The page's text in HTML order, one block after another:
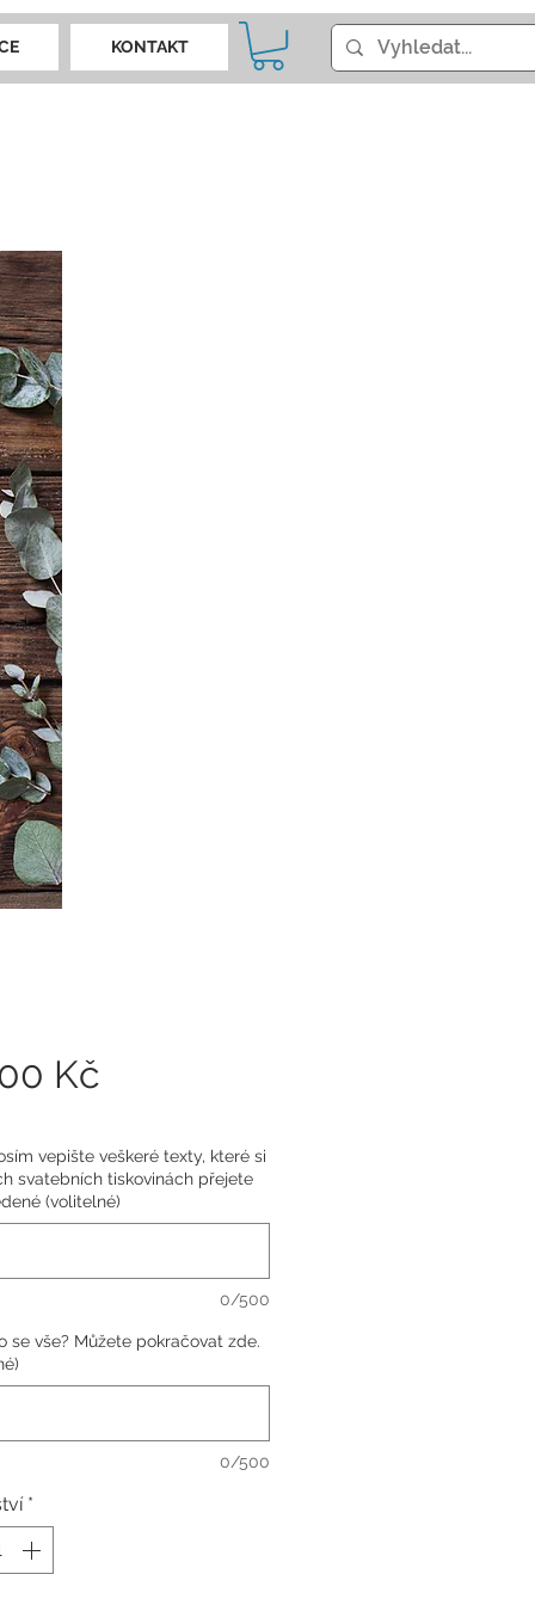
KONTAKT
KčCena
vepište veškeré texty, které si
svatebních tiskovinách přejete
(volitelné)
0/500
se vše? Můžete pokračovat zde.
0/500
*